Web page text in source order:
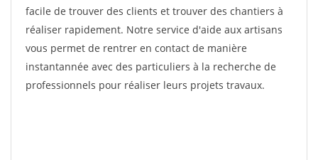
facile de trouver des clients et trouver des chantiers à
réaliser rapidement. Notre service d'aide aux artisans
vous permet de rentrer en contact de manière
instantannée avec des particuliers à la recherche de
professionnels pour réaliser leurs projets travaux.